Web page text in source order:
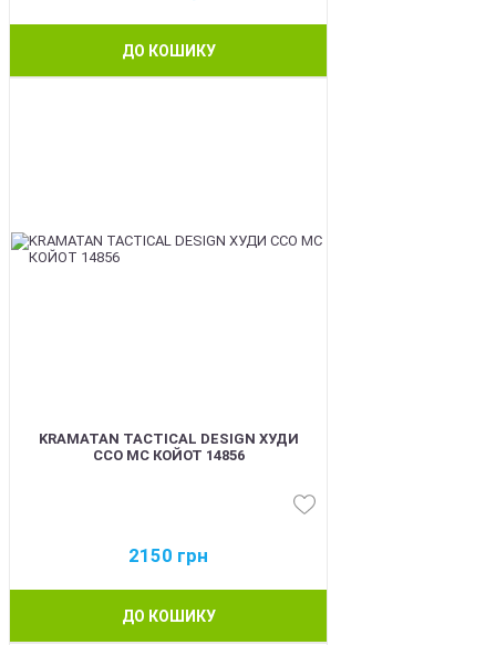
ДО КОШИКУ
KRAMATAN TACTICAL DESIGN ХУДИ
ССО МС КОЙОТ 14856
2150 грн
ДО КОШИКУ